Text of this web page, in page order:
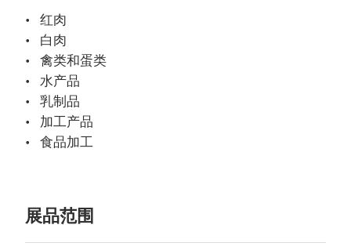
红肉
白肉
禽类和蛋类
水产品
乳制品
加工产品
食品加工
展品范围